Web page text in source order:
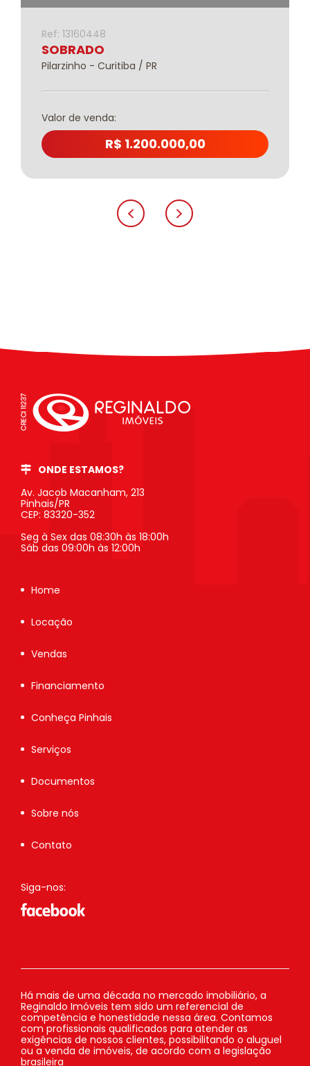
Ref: 13160448
SOBRADO
Pilarzinho - Curitiba / PR
Valor de venda:
R$ 1.200.000,00
ONDE ESTAMOS?
Av. Jacob Macanham, 213
Pinhais/PR
CEP: 83320-352
Seg à Sex das 08:30h às 18:00h
Sáb das 09:00h às 12:00h
Home
Locação
Vendas
Financiamento
Conheça Pinhais
Serviços
Documentos
Sobre nós
Contato
Siga-nos:
Há mais de uma década no mercado imobiliário, a
Reginaldo Imóveis tem sido um referencial de
competência e honestidade nessa área. Contamos
com profissionais qualificados para atender as
exigências de nossos clientes, possibilitando o aluguel
ou a venda de imóveis, de acordo com a legislação
brasileira